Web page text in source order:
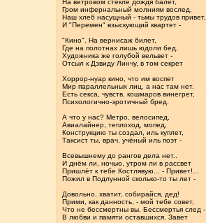
Гром инфернальный молниям вослед,
Наш хлеб насущный - тьмы трудов привет,
И "Перемен" взыскующий квартет -
"Кино". На вернисаж билет,
Где на полотнах лишь юдоли бед,
Художника же голубой вельвет -
Отсыл к Дэвиду Линчу, в том секрет
Хоррор-нуар кино, что им воспет
Мир параллельных лиц, а нас там нет.
Есть секса, чувств, кошмаров винегрет,
Психологично-эротичный бред.
А что у нас? Метро, велосипед,
Авиалайнер, теплоход, мопед,
Конструкцию ты создал, иль куплет,
Таксист ты, врач, учёный иль поэт -
Всевышнему до рангов дела нет..
И днём ли, ночью, утром ли в рассвет
Пришлёт к тебе Костлявую... - Привет!...
Пожил в Подлунной сколько-то ты лет -
Довольно, хватит, собирайся, дед!
Прими, как данность, - мой тебе совет,
Что не бессмертны вы. Бессмертья след -
В любви и памяти оставшихся. Завет